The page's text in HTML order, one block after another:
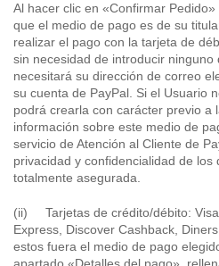
Al hacer clic en «Confirmar
que el medio de pago es de su
realizar el pago con la tarjeta de
sin necesidad de introducir ninguno
necesitará su dirección de correo
su cuenta de PayPal. Si el Usuario
podrá crearla con carácter previo a
información sobre este medio de
servicio de Atención al Cliente de
privacidad y confidencialidad de
totalmente asegurada.
(ii) Tarjetas de crédito/débito:
Express, Discover Cashback,
estos fuera el medio de pago